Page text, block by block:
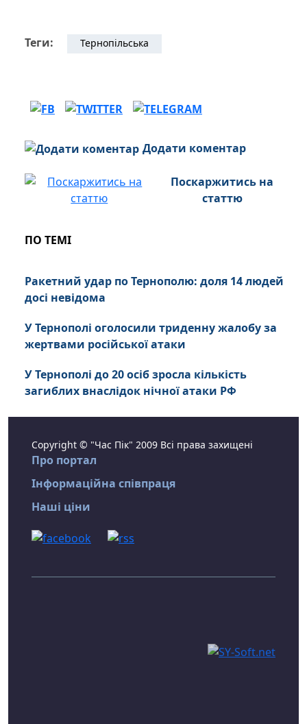
Теги: Тернопільська
Додати коментар
Поскаржитись на
статтю
ПО ТЕМІ
Ракетний удар по Тернополю: доля 14 людей
досі невідома
У Тернополі оголосили триденну жалобу за
жертвами російської атаки
У Тернополі до 20 осіб зросла кількість
загиблих внаслідок нічної атаки РФ
Copyright © "Час Пік" 2009 Всі права захищені
Про портал
Інформаційна співпраця
Наші ціни